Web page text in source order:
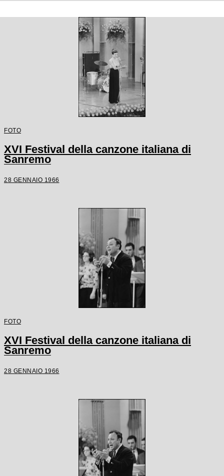
FOTO
XVI Festival della canzone italiana di
Sanremo
28 GENNAIO 1966
FOTO
XVI Festival della canzone italiana di
Sanremo
28 GENNAIO 1966